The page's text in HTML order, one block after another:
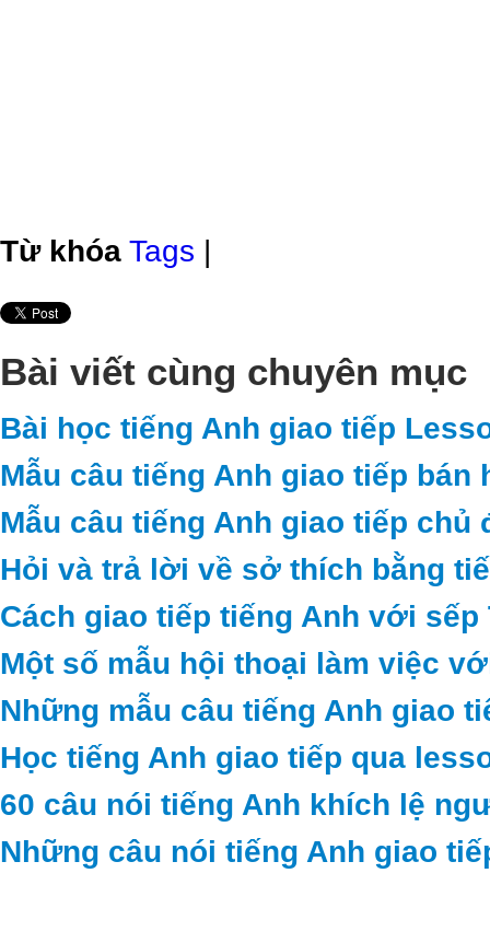
Từ khóa Tags |
Bài viết cùng chuyên mục
Bài học tiếng Anh giao tiếp
Mẫu câu tiếng Anh giao tiếp bán
Mẫu câu tiếng Anh giao tiếp
Hỏi và trả lời về sở thích bằng
Cách giao tiếp tiếng Anh với sếp
Một số mẫu hội thoại làm việc
Những mẫu câu tiếng Anh giao
Học tiếng Anh giao tiếp qua
60 câu nói tiếng Anh khích lệ
Những câu nói tiếng Anh giao